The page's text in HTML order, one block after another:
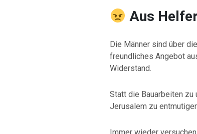
Aus
Die Männer sind über
freundliches Angebot
Widerstand.
Statt die Bauarbeiten zu
Jerusalem zu